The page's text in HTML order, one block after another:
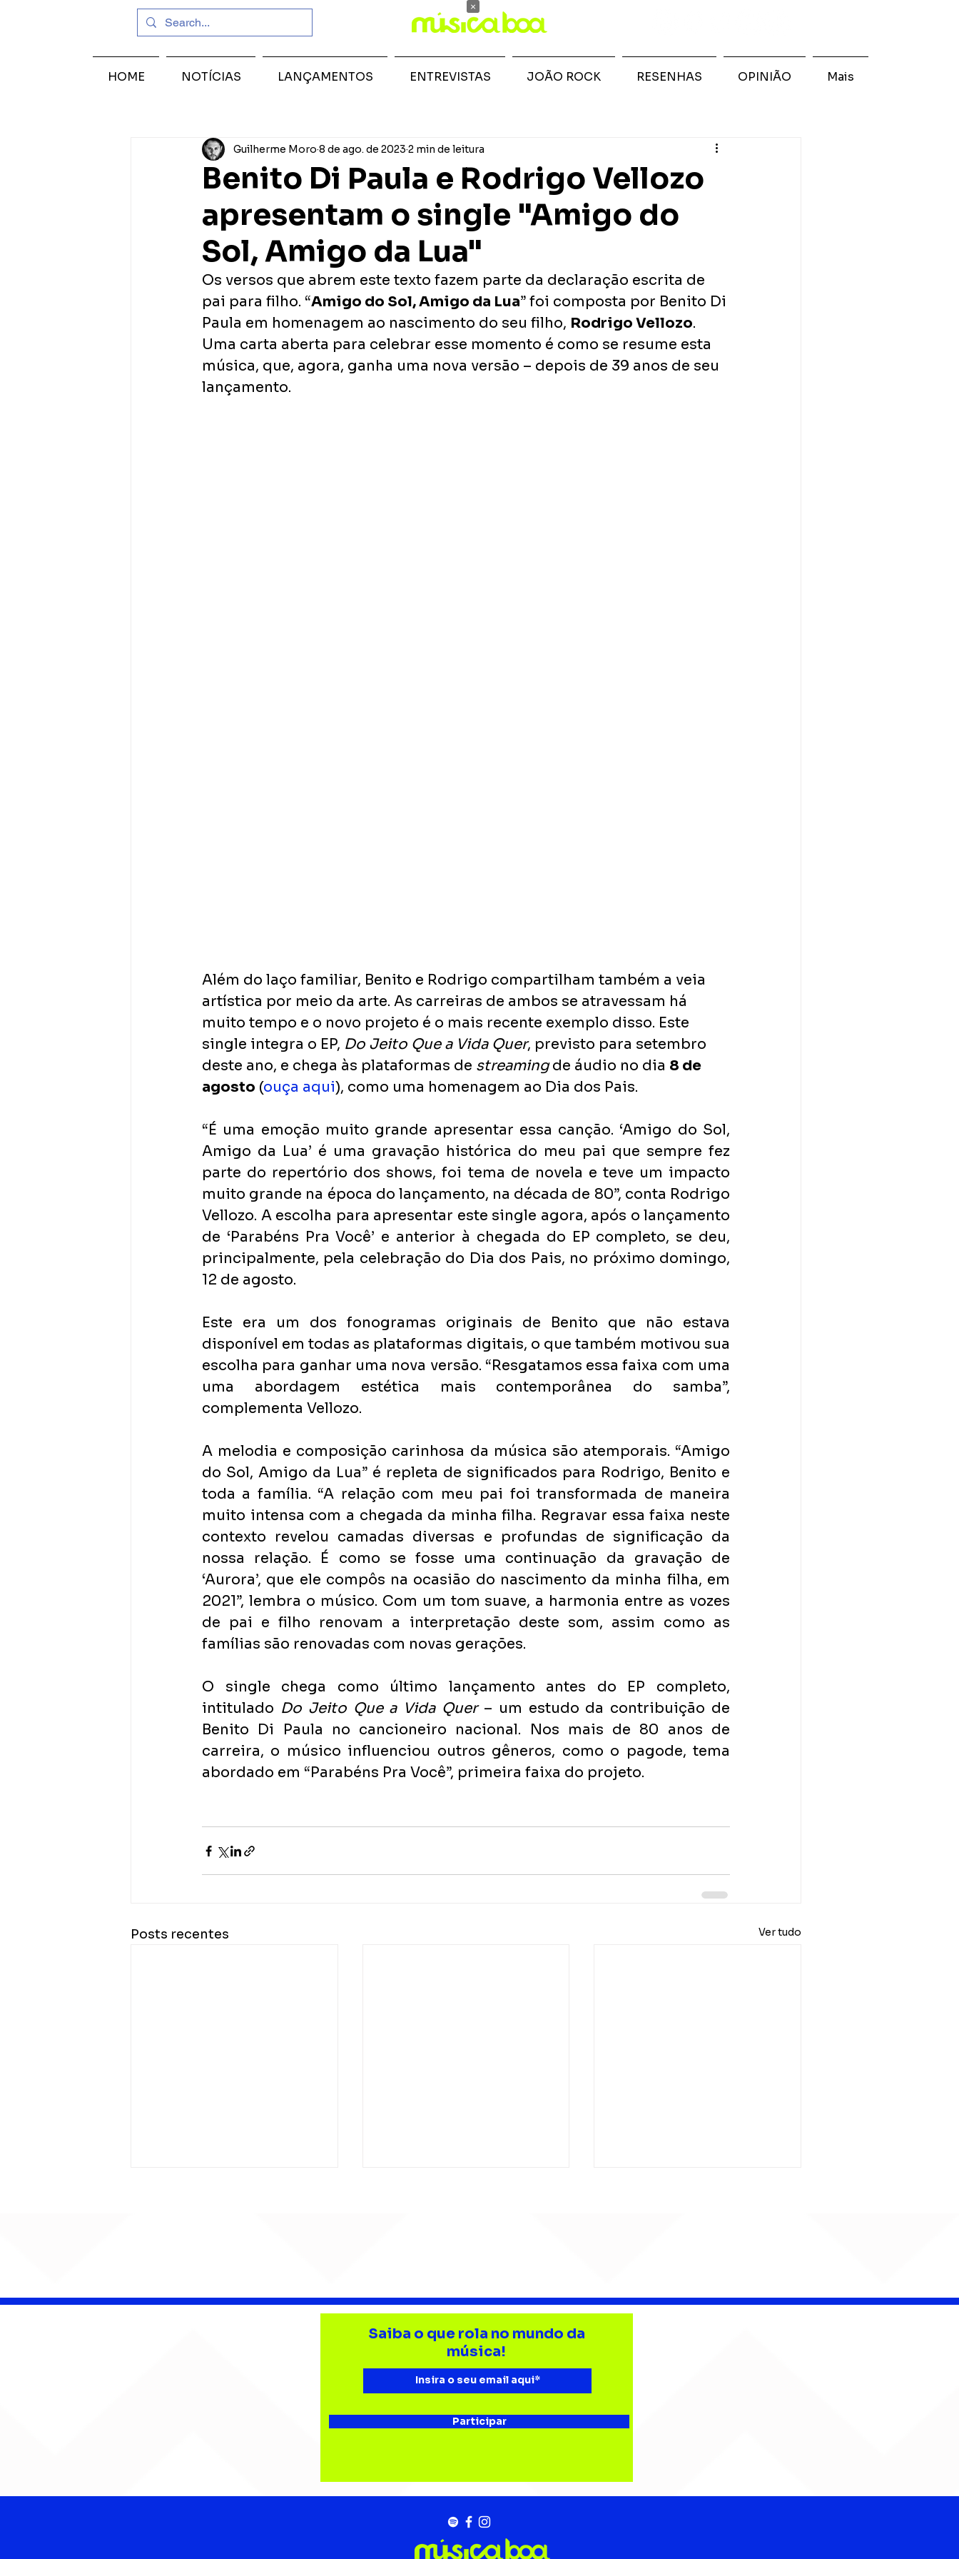
Benito Di Paula e Rodrigo Vellozo
apresentam o single "Amigo do
Sol, Amigo da Lua"
Guilherme Moro 8 de ago. de 2023 2 min de leitura
Os versos que abrem este texto fazem parte da declaração escrita de
pai para filho. “Amigo do Sol, Amigo da Lua” foi composta por Benito Di
Paula em homenagem ao nascimento do seu filho, Rodrigo Vellozo.
Uma carta aberta para celebrar esse momento é como se resume esta
música, que, agora, ganha uma nova versão – depois de 39 anos de seu
lançamento.
Além do laço familiar, Benito e Rodrigo compartilham também a veia
artística por meio da arte. As carreiras de ambos se atravessam há
muito tempo e o novo projeto é o mais recente exemplo disso. Este
single integra o EP, Do Jeito Que a Vida Quer, previsto para setembro
deste ano, e chega às plataformas de streaming de áudio no dia 8 de
agosto (ouça aqui), como uma homenagem ao Dia dos Pais.
“É uma emoção muito grande apresentar essa canção. ‘Amigo do Sol,
Amigo da Lua’ é uma gravação histórica do meu pai que sempre fez
parte do repertório dos shows, foi tema de novela e teve um impacto
muito grande na época do lançamento, na década de 80”, conta Rodrigo
Vellozo. A escolha para apresentar este single agora, após o lançamento
de ‘Parabéns Pra Você’ e anterior à chegada do EP completo, se deu,
principalmente, pela celebração do Dia dos Pais, no próximo domingo,
12 de agosto.
Este era um dos fonogramas originais de Benito que não estava
disponível em todas as plataformas digitais, o que também motivou sua
escolha para ganhar uma nova versão. “Resgatamos essa faixa com uma
uma abordagem estética mais contemporânea do samba”,
complementa Vellozo.
A melodia e composição carinhosa da música são atemporais. “Amigo
do Sol, Amigo da Lua” é repleta de significados para Rodrigo, Benito e
toda a família. “A relação com meu pai foi transformada de maneira
muito intensa com a chegada da minha filha. Regravar essa faixa neste
contexto revelou camadas diversas e profundas de significação da
nossa relação. É como se fosse uma continuação da gravação de
‘Aurora’, que ele compôs na ocasião do nascimento da minha filha, em
2021”, lembra o músico. Com um tom suave, a harmonia entre as vozes
de pai e filho renovam a interpretação deste som, assim como as
famílias são renovadas com novas gerações.
O single chega como último lançamento antes do EP completo,
intitulado Do Jeito Que a Vida Quer – um estudo da contribuição de
Benito Di Paula no cancioneiro nacional. Nos mais de 80 anos de
carreira, o músico influenciou outros gêneros, como o pagode, tema
abordado em “Parabéns Pra Você”, primeira faixa do projeto.
Posts recentes Ver tudo
CHAMELEO acerta as
Barão Vermelho reúne
formação original em
show em Ribeirão Preto
Bebé Pacheco e Ubandu
HOME NOTÍCIAS LANÇAMENTOS ENTREVISTAS JOÃO ROCK RESENHAS OPINIÃO Mais
Saiba o que rola no mundo da
música!
Participar
×